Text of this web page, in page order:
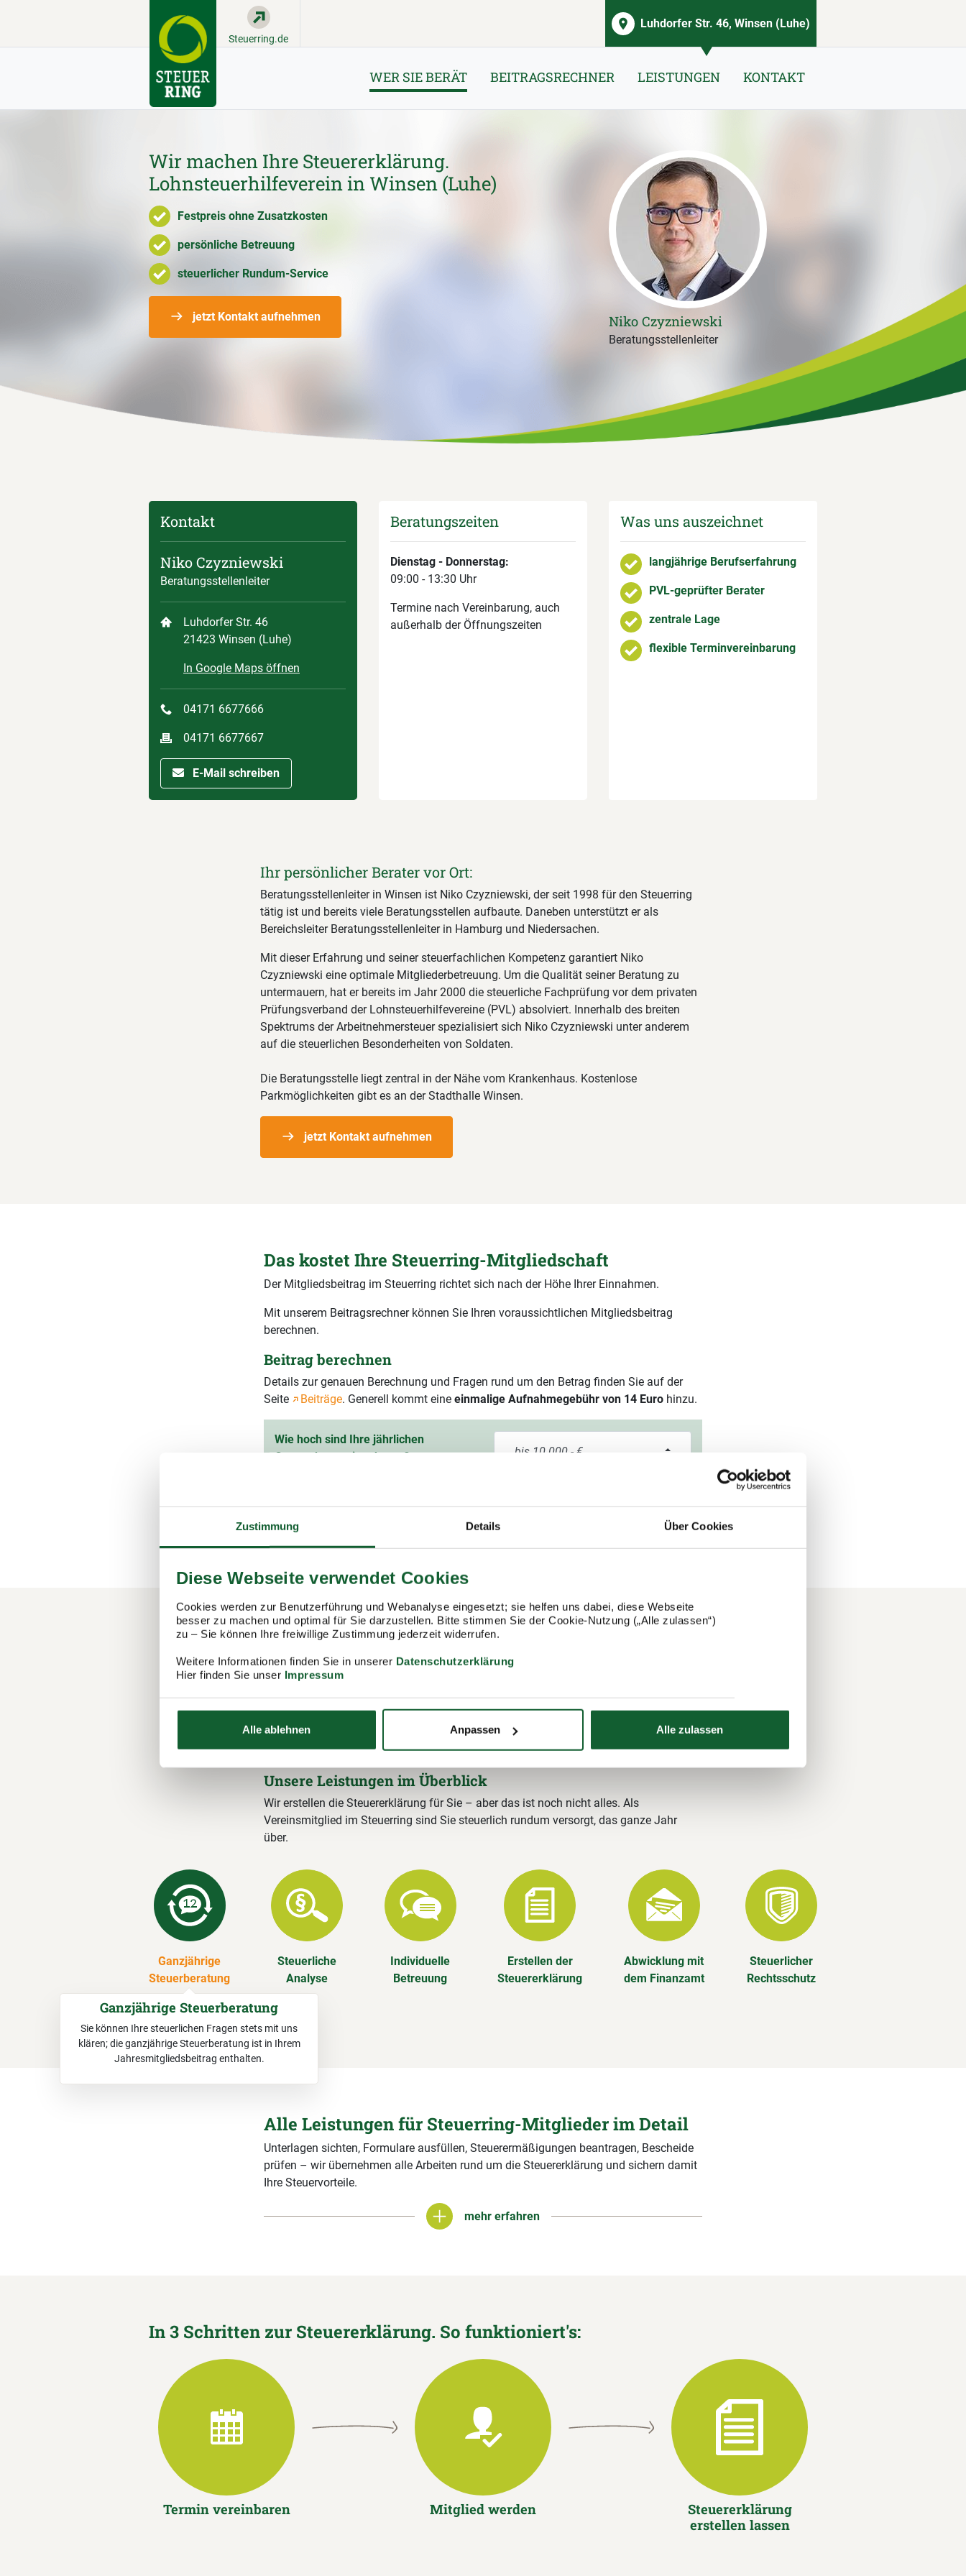
Zustimmung Details Über Cookies
Diese Webseite verwendet Cookies
Cookies werden zur Benutzerführung und Webanalyse eingesetzt; sie helfen uns dabei, diese Webseite
besser zu machen und optimal für Sie darzustellen. Bitte stimmen Sie der Cookie-Nutzung („Alle zulassen“)
zu – Sie können Ihre freiwillige Zustimmung jederzeit widerrufen.
Weitere Informationen finden Sie in unserer Datenschutzerklärung
Hier finden Sie unser Impressum
Alle ablehnen Anpassen Alle zulassen
Steuerring.de
Luhdorfer Str. 46, Winsen (Luhe)
WER SIE BERÄT BEITRAGSRECHNER LEISTUNGEN KONTAKT
Wir machen Ihre Steuererklärung.
Lohnsteuerhilfeverein in Winsen (Luhe)
Festpreis ohne Zusatzkosten
persönliche Betreuung
steuerlicher Rundum-Service
jetzt Kontakt aufnehmen Niko Czyzniewski
Beratungsstellenleiter
Kontakt
Niko Czyzniewski
Beratungsstellenleiter
Luhdorfer Str. 46
21423 Winsen (Luhe)
In Google Maps öffnen
04171 6677666
04171 6677667
E-Mail schreiben
Beratungszeiten
Dienstag - Donnerstag:
09:00 - 13:30 Uhr
Termine nach Vereinbarung, auch
außerhalb der Öffnungszeiten
Was uns auszeichnet
langjährige Berufserfahrung
PVL-geprüfter Berater
zentrale Lage
flexible Terminvereinbarung
Ihr persönlicher Berater vor Ort:
Beratungsstellenleiter in Winsen ist Niko Czyzniewski, der seit 1998 für den Steuerring
tätig ist und bereits viele Beratungsstellen aufbaute. Daneben unterstützt er als
Bereichsleiter Beratungsstellenleiter in Hamburg und Niedersachen.
Mit dieser Erfahrung und seiner steuerfachlichen Kompetenz garantiert Niko
Czyzniewski eine optimale Mitgliederbetreuung. Um die Qualität seiner Beratung zu
untermauern, hat er bereits im Jahr 2000 die steuerliche Fachprüfung vor dem privaten
Prüfungsverband der Lohnsteuerhilfevereine (PVL) absolviert. Innerhalb des breiten
Spektrums der Arbeitnehmersteuer spezialisiert sich Niko Czyzniewski unter anderem
auf die steuerlichen Besonderheiten von Soldaten.
Die Beratungsstelle liegt zentral in der Nähe vom Krankenhaus. Kostenlose
Parkmöglichkeiten gibt es an der Stadthalle Winsen.
jetzt Kontakt aufnehmen
Das kostet Ihre Steuerring-Mitgliedschaft
Der Mitgliedsbeitrag im Steuerring richtet sich nach der Höhe Ihrer Einnahmen.
Mit unserem Beitragsrechner können Sie Ihren voraussichtlichen Mitgliedsbeitrag
berechnen.
Beitrag berechnen
Details zur genauen Berechnung und Fragen rund um den Betrag finden Sie auf der
Seite
Beiträge. Generell kommt eine einmalige Aufnahmegebühr von 14 Euro hinzu.
Wie hoch sind Ihre jährlichen
Gesamtbruttoeinnahmen?
(inkl. 19 % Mehrwertsteuer)
60,00 € pro Jahr
Ihre Mitgliedschaft im Lohnsteuerhilfeverein
Steuerring
1.100 Beratungsstellen einer der größten Lohnsteuerhilfevereine Deutschlands. Auch
in Winsen (Luhe) stehen wir Ihnen gerne zur Verfügung und erstellen u. a. Ihre
Unsere Leistungen im Überblick
Wir erstellen die Steuererklärung für Sie – aber das ist noch nicht alles. Als
Vereinsmitglied im Steuerring sind Sie steuerlich rundum versorgt, das ganze Jahr
über.
Ganzjährige
Steuerberatung
Steuerliche
Analyse
Individuelle
Betreuung
Erstellen der
Steuererklärung
Abwicklung mit
dem Finanzamt
Steuerlicher
Rechtsschutz
Alle Leistungen für Steuerring-Mitglieder im Detail
Unterlagen sichten, Formulare ausfüllen, Steuerermäßigungen beantragen, Bescheide
prüfen – wir übernehmen alle Arbeiten rund um die Steuererklärung und sichern damit
Ihre Steuervorteile.
mehr erfahren
mehr erfahren
In 3 Schritten zur Steuererklärung. So funktioniert's:
Termin vereinbaren Mitglied werden
Steuererklärung
erstellen lassen
Ganzjährige Steuerberatung
Sie können Ihre steuerlichen Fragen stets mit uns
klären; die ganzjährige Steuerberatung ist in Ihrem
Jahresmitgliedsbeitrag enthalten.